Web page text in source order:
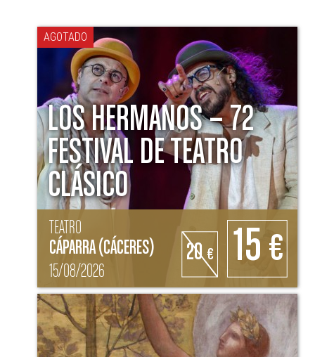
AGOTADO
LOS HERMANOS – 72
FESTIVAL DE TEATRO
CLÁSICO
TEATRO
CÁPARRA (CÁCERES)
15/08/2026
20€ 15 €